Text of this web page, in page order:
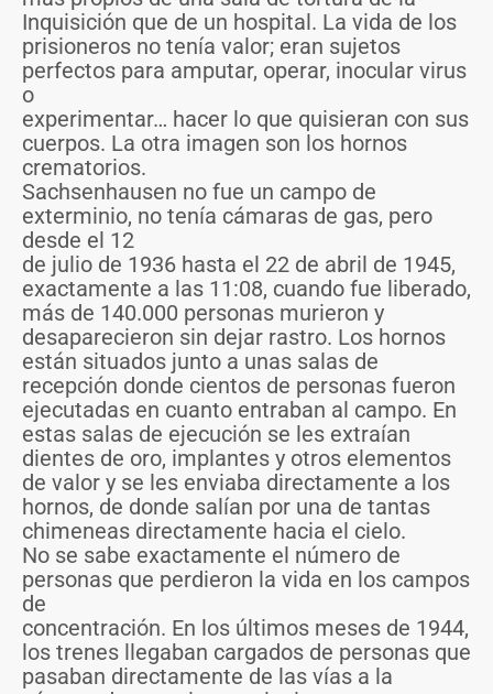
Inquisición que de un hospital. La vida de los
prisioneros no tenía valor; eran sujetos
perfectos para amputar, operar, inocular virus
o
experimentar… hacer lo que quisieran con sus
cuerpos. La otra imagen son los hornos
crematorios.
Sachsenhausen no fue un campo de
exterminio, no tenía cámaras de gas, pero
desde el 12
de julio de 1936 hasta el 22 de abril de 1945,
exactamente a las 11:08, cuando fue liberado,
más de 140.000 personas murieron y
desaparecieron sin dejar rastro. Los hornos
están situados junto a unas salas de
recepción donde cientos de personas fueron
ejecutadas en cuanto entraban al campo. En
estas salas de ejecución se les extraían
dientes de oro, implantes y otros elementos
de valor y se les enviaba directamente a los
hornos, de donde salían por una de tantas
chimeneas directamente hacia el cielo.
No se sabe exactamente el número de
personas que perdieron la vida en los campos
de
concentración. En los últimos meses de 1944,
los trenes llegaban cargados de personas que
pasaban directamente de las vías a la